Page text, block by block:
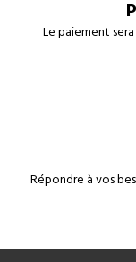
Le paiement
Répondre à vos